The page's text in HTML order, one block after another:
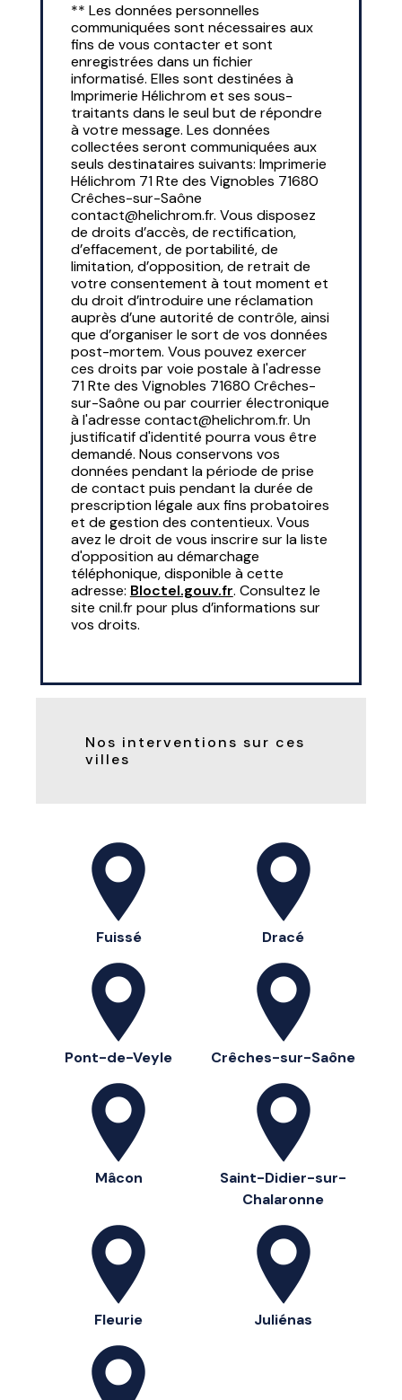
** Les données personnelles
communiquées sont nécessaires aux
fins de vous contacter et sont
enregistrées dans un fichier
informatisé. Elles sont destinées à
Imprimerie Hélichrom et ses sous-
traitants dans le seul but de répondre
à votre message. Les données
collectées seront communiquées aux
seuls destinataires suivants: Imprimerie
Hélichrom 71 Rte des Vignobles 71680
Crêches-sur-Saône
contact@helichrom.fr. Vous disposez
de droits d’accès, de rectification,
d’effacement, de portabilité, de
limitation, d’opposition, de retrait de
votre consentement à tout moment et
du droit d’introduire une réclamation
auprès d’une autorité de contrôle, ainsi
que d’organiser le sort de vos données
post-mortem. Vous pouvez exercer
ces droits par voie postale à l'adresse
71 Rte des Vignobles 71680 Crêches-
sur-Saône ou par courrier électronique
à l'adresse contact@helichrom.fr. Un
justificatif d'identité pourra vous être
demandé. Nous conservons vos
données pendant la période de prise
de contact puis pendant la durée de
prescription légale aux fins probatoires
et de gestion des contentieux. Vous
avez le droit de vous inscrire sur la liste
d'opposition au démarchage
téléphonique, disponible à cette
adresse: Bloctel.gouv.fr. Consultez le
site cnil.fr pour plus d’informations sur
vos droits.
Nos interventions sur ces
villes
Fuissé Dracé
Pont-de-Veyle Crêches-sur-Saône
Mâcon
Saint-Didier-sur-
Chalaronne
Fleurie Juliénas